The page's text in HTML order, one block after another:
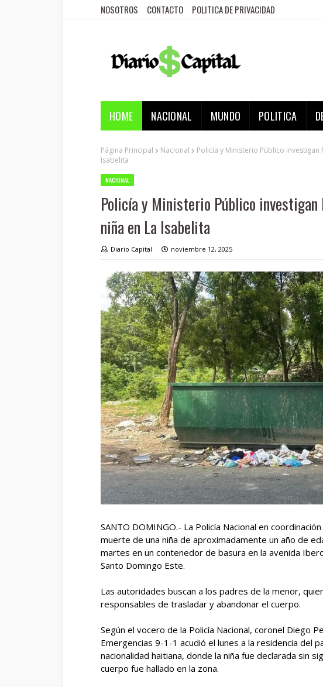
NOSOTROS CONTACTO POLITICA DE PRIVACIDAD
HOME NACIONAL MUNDO POLITICA
Página Principal Nacional
Policía y Ministerio Público
Isabelita
NACIONAL
Policía y Ministerio Público investigan
niña en La Isabelita
Diario Capital noviembre 12, 2025
SANTO DOMINGO.- La Policía Nacional en
muerte de una niña de aproximadamente un año de
martes en un contenedor de basura en la avenida
Santo Domingo Este.
Las autoridades buscan a los padres de la menor,
responsables de trasladar y abandonar el cuerpo.
Según el vocero de la Policía Nacional, coronel Diego
Emergencias 9-1-1 acudió el lunes a la residencia del
nacionalidad haitiana, donde la niña fue declarada sin
cuerpo fue hallado en la zona.